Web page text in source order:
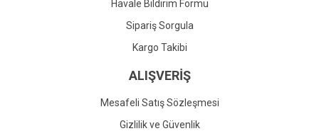
Gönder
Havale Bildirim Formu
Sipariş Sorgula
Kargo Takibi
ALIŞVERİŞ
Mesafeli Satış Sözleşmesi
Gizlilik ve Güvenlik